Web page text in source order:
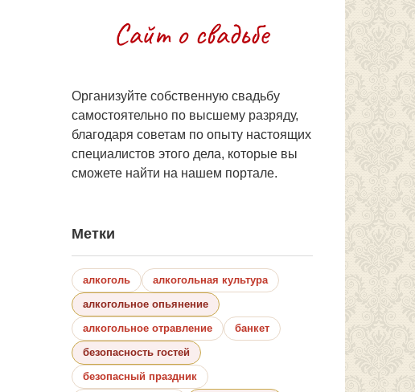
Организуйте собственную свадьбу
самостоятельно по высшему разряду,
благодаря советам по опыту настоящих
специалистов этого дела, которые вы
сможете найти на нашем портале.
Метки
алкоголь
алкогольная культура
алкогольное опьянение
алкогольное отравление
банкет
безопасность гостей
безопасный праздник